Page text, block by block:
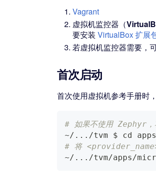
Vagrant
虚拟机监控器（
要安装 VirtualBox 扩展
若虚拟机监控器需要，
首次启动
首次使用虚拟机参考手册时
# 如果不使用 Zephyr，
~/ .. ./tvm $ cd
# 将
~/ .. ./tvm/apps/